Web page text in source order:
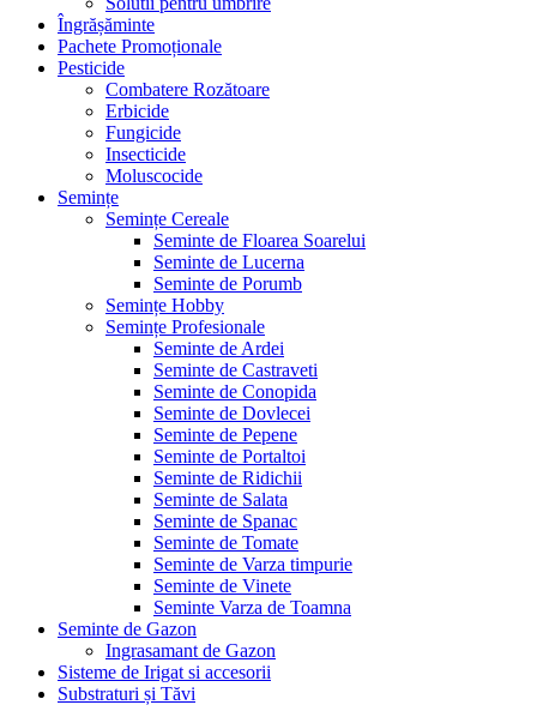
Îngrășăminte
Pachete Promoționale
Pesticide
Combatere Rozătoare
Erbicide
Fungicide
Insecticide
Moluscocide
Semințe
Semințe Cereale
Seminte de Floarea Soarelui
Seminte de Lucerna
Seminte de Porumb
Semințe Hobby
Semințe Profesionale
Seminte de Ardei
Seminte de Castraveti
Seminte de Conopida
Seminte de Dovlecei
Seminte de Pepene
Seminte de Portaltoi
Seminte de Ridichii
Seminte de Salata
Seminte de Spanac
Seminte de Tomate
Seminte de Varza timpurie
Seminte de Vinete
Seminte Varza de Toamna
Seminte de Gazon
Ingrasamant de Gazon
Sisteme de Irigat si accesorii
Substraturi și Tăvi